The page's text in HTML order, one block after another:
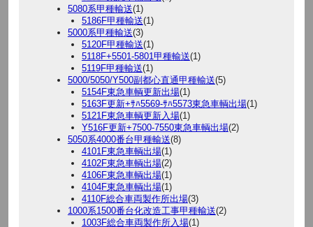
5080系甲種輸送(1)
5186F甲種輸送(1)
5000系甲種輸送(3)
5120F甲種輸送(1)
5118F+5501-5801甲種輸送(1)
5119F甲種輸送(1)
5000/5050/Y500副都心直通甲種輸送(5)
5154F東急車輌更新出場(1)
5163F更新+ｻﾊ5569-ｻﾊ5573東急車輌出場(1)
5121F東急車輌更新入場(1)
Y516F更新+7500-7550東急車輌出場(2)
5050系4000番台甲種輸送(8)
4101F東急車輌出場(1)
4102F東急車輌出場(2)
4106F東急車輌出場(1)
4104F東急車輌出場(1)
4110F総合車両製作所出場(3)
1000系1500番台化改造工事甲種輸送(2)
1003F総合車両製作所入場(1)